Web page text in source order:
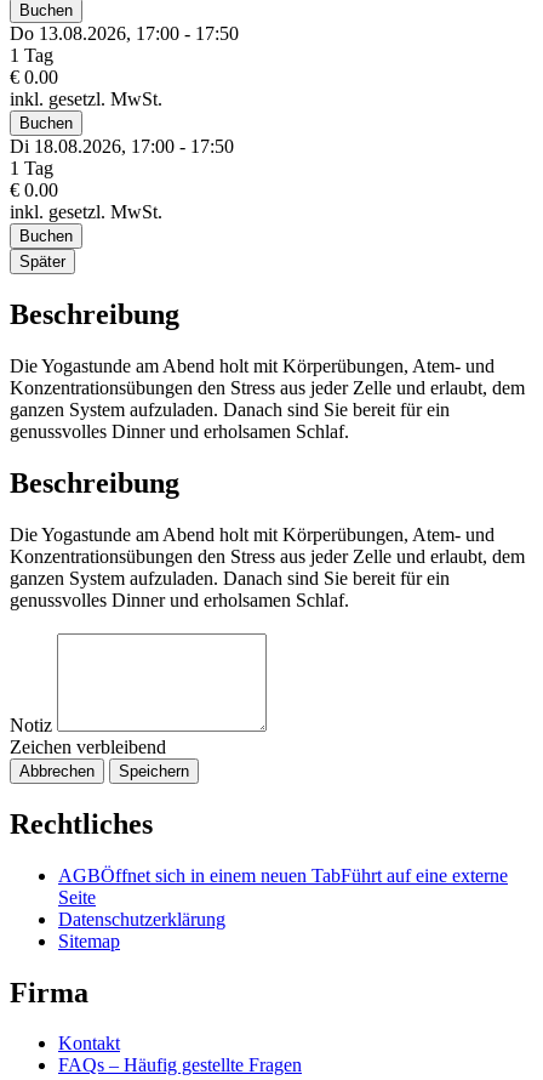
Buchen
Do 13.08.2026, 17:00 - 17:50
1 Tag
€ 0.00
inkl. gesetzl. MwSt.
Buchen
Di 18.08.2026, 17:00 - 17:50
1 Tag
€ 0.00
inkl. gesetzl. MwSt.
Buchen
Später
Beschreibung
Die Yogastunde am Abend holt mit Körperübungen, Atem- und
Konzentrationsübungen den Stress aus jeder Zelle und erlaubt, dem
ganzen System aufzuladen. Danach sind Sie bereit für ein
genussvolles Dinner und erholsamen Schlaf.
Beschreibung
Die Yogastunde am Abend holt mit Körperübungen, Atem- und
Konzentrationsübungen den Stress aus jeder Zelle und erlaubt, dem
ganzen System aufzuladen. Danach sind Sie bereit für ein
genussvolles Dinner und erholsamen Schlaf.
Notiz
Zeichen verbleibend
Abbrechen Speichern
Rechtliches
AGBÖffnet sich in einem neuen TabFührt auf eine externe
Seite
Datenschutzerklärung
Sitemap
Firma
Kontakt
FAQs – Häufig gestellte Fragen